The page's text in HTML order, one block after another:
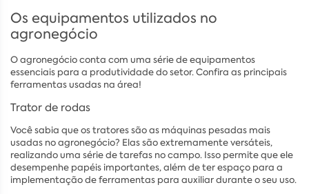
Os equipamentos utilizados no
agronegócio
O agronegócio conta com uma série de equipamentos
essenciais para a produtividade do setor. Confira as principais
ferramentas usadas na área!
Trator de rodas
Você sabia que os tratores são as máquinas pesadas mais
usadas no agronegócio? Elas são extremamente versáteis,
realizando uma série de tarefas no campo. Isso permite que ele
desempenhe papéis importantes, além de ter espaço para a
implementação de ferramentas para auxiliar durante o seu uso.